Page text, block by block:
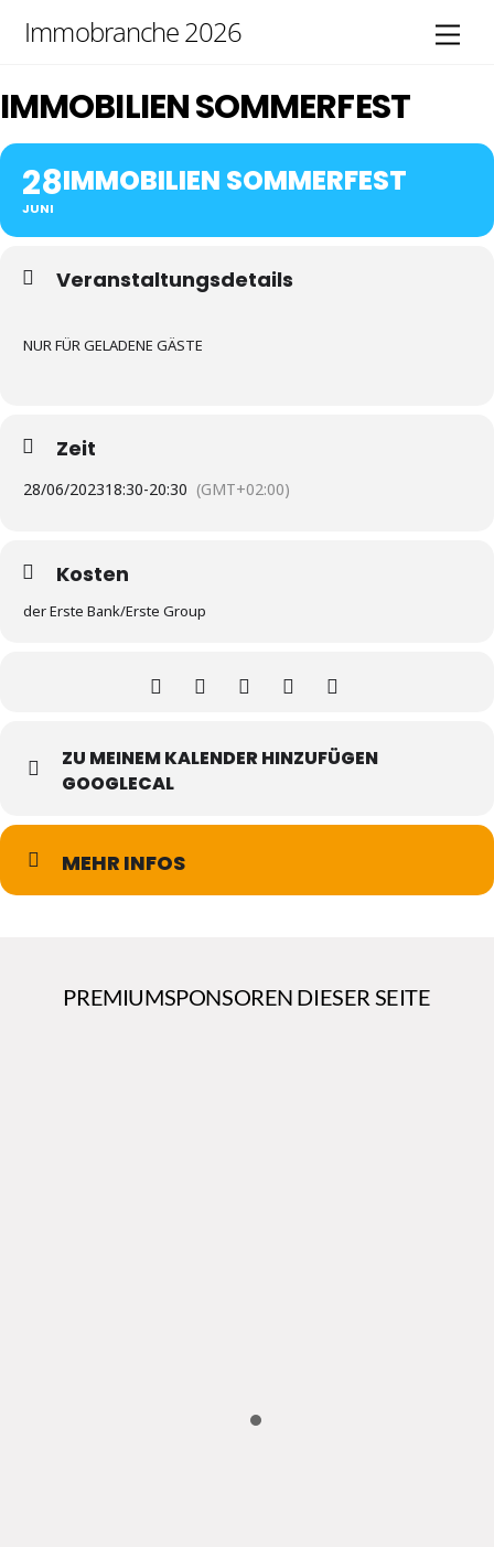
Immobranche 2026
IMMOBILIEN SOMMERFEST
28
JUNI
IMMOBILIEN SOMMERFEST
Veranstaltungsdetails
NUR FÜR GELADENE GÄSTE
Zeit
28/06/202318:30-20:30 (GMT+02:00)
Kosten
der Erste Bank/Erste Group
ZU MEINEM KALENDER HINZUFÜGEN
GOOGLECAL
MEHR INFOS
PREMIUMSPONSOREN DIESER SEITE